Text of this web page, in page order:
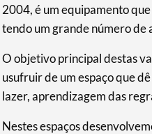
2004, é um equipamento
tendo um grande número de
O objetivo principal destas
usufruir de um espaço que
lazer, aprendizagem das
Nestes espaços